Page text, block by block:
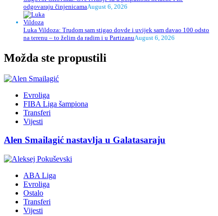
odgovaraju činjenicamaAugust 6, 2026
Luka Vildoza: Trudom sam stigao dovde i uvijek sam davao 100 odsto
na terenu – to želim da radim i u PartizanuAugust 6, 2026
Možda ste propustili
Evroliga
FIBA Liga šampiona
Transferi
Vijesti
Alen Smailagić nastavlja u Galatasaraju
ABA Liga
Evroliga
Ostalo
Transferi
Vijesti